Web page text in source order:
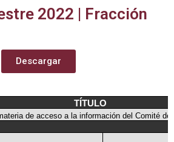
2022 | Fracción
Descargar